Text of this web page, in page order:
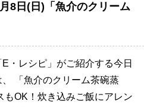
8日(日)「魚介のクリーム
・レシピ」がご紹介する今日
「魚介のクリーム茶碗蒸
もOK！炊き込みご飯にアレン